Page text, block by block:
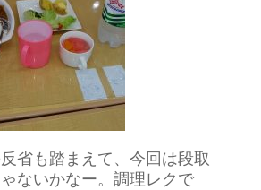
省も踏まえて、今回は段取
ないかなー。調理レクで